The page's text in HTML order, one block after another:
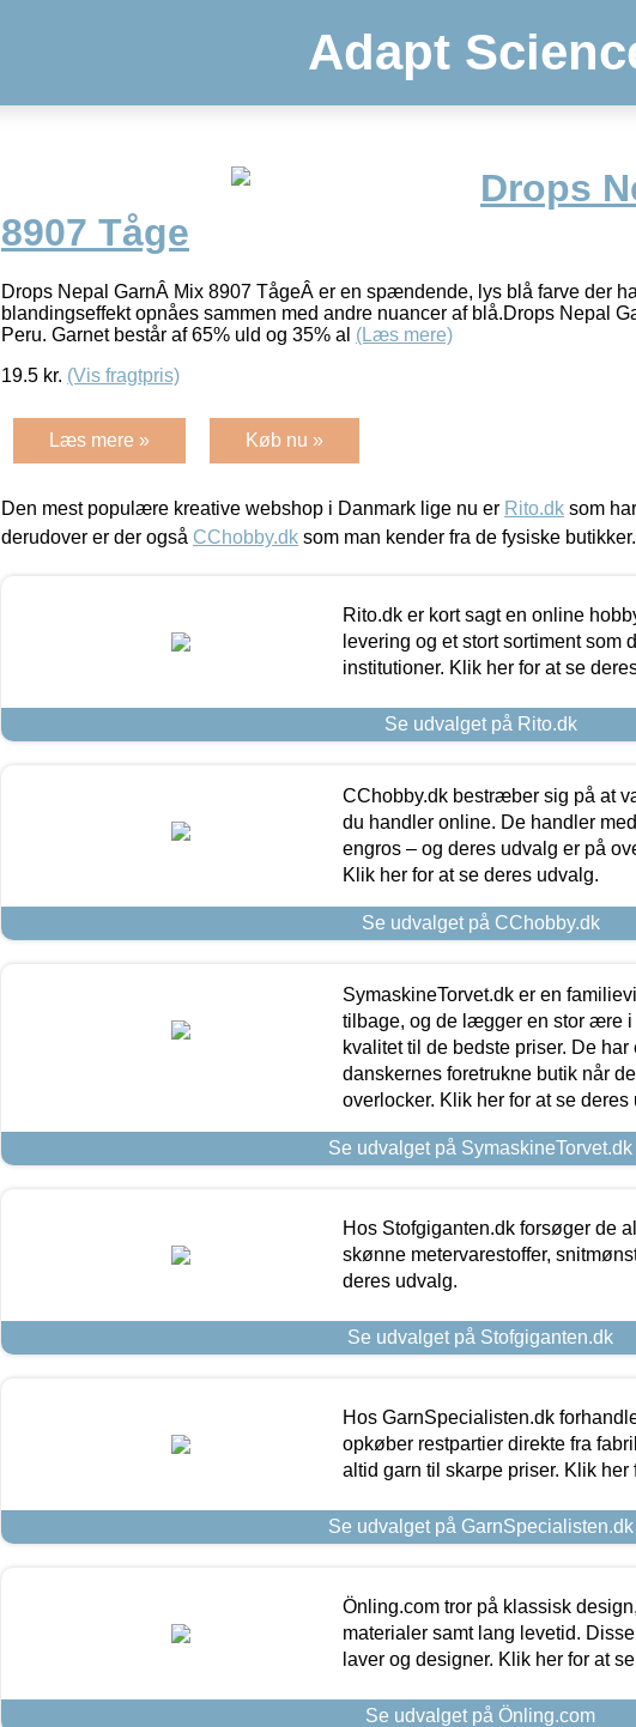
Adapt
Drops
8907 Tåge
Drops Nepal GarnÂ Mix 8907 TågeÂ er en spændende, lys blå farve der
blandingseffekt opnåes sammen med andre nuancer af blå.Drops Nepal
Peru. Garnet består af 65% uld og 35% al (Læs mere)
19.5 kr. (Vis fragtpris)
Læs mere » Køb nu »
Den mest populære kreative webshop i Danmark lige nu er Rito.dk som
derudover er der også CChobby.dk som man kender fra de fysiske butikker.
Rito.dk er kort sagt en online
levering og et stort sortiment
institutioner. Klik her for at se
Se udvalget på Rito.dk
CChobby.dk bestræber sig på at
du handler online. De handler
engros – og deres udvalg er på
Klik her for at se deres udvalg.
Se udvalget på CChobby.dk
SymaskineTorvet.dk er en
tilbage, og de lægger en stor ære
kvalitet til de bedste priser. De
danskernes foretrukne butik når
overlocker. Klik her for at se deres
Se udvalget på SymaskineTorvet.dk
Hos Stofgiganten.dk forsøger de
skønne metervarestoffer,
deres udvalg.
Se udvalget på Stofgiganten.dk
Hos GarnSpecialisten.dk
opkøber restpartier direkte fra
altid garn til skarpe priser. Klik her
Se udvalget på GarnSpecialisten.dk
Önling.com tror på klassisk
materialer samt lang levetid.
laver og designer. Klik her for at
Se udvalget på Önling.com